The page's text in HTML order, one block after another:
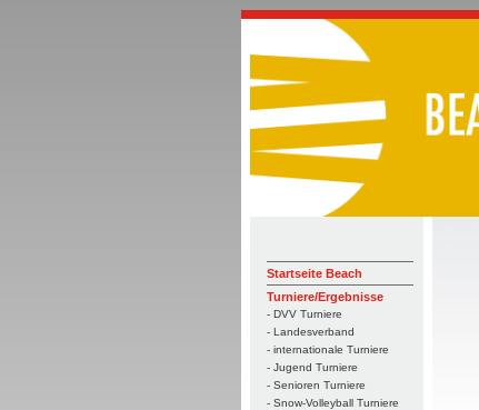
Startseite Beach
Turniere/Ergebnisse
- DVV Turniere
- Landesverband
- internationale Turniere
- Jugend Turniere
- Senioren Turniere
- Snow-Volleyball Turniere